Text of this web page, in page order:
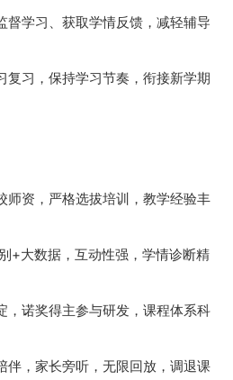
督学习、获取学情反馈，减轻辅导
复习，保持学习节奏，衔接新学期
师资，严格选拔培训，教学经验丰
+大数据，互动性强，学情诊断精
，诺奖得主参与研发，课程体系科
伴，家长旁听，无限回放，调退课